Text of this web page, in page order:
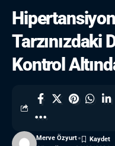
Tarzınızdaki
Kontrol
Merve Özyurt